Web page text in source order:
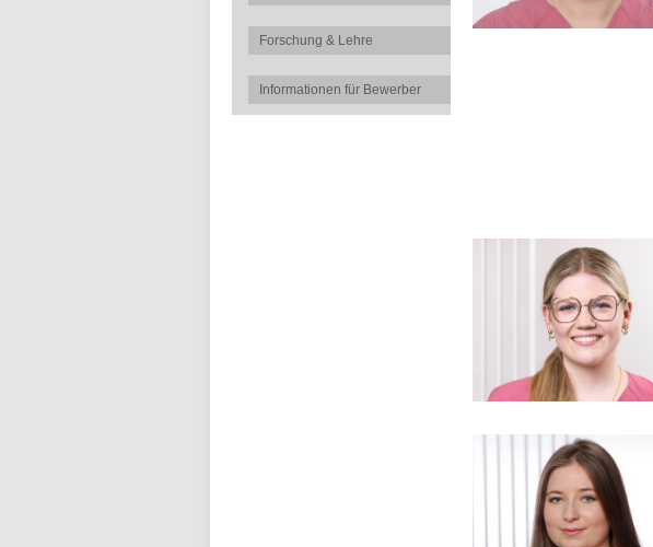
Forschung & Lehre
Informationen für Bewerber